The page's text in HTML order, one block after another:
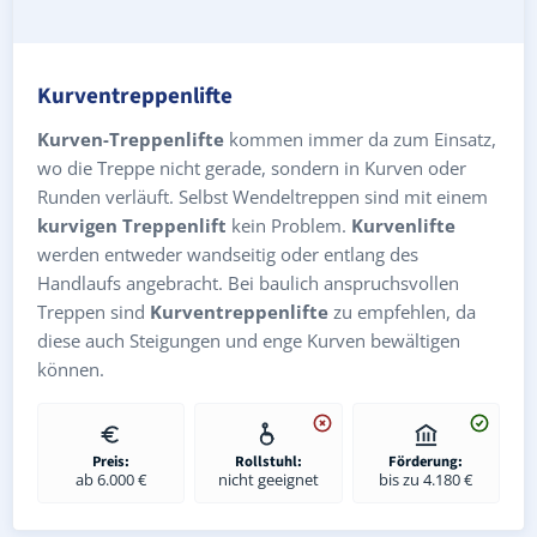
Kurventreppenlifte
Kurven-Treppenlifte kommen immer da zum Einsatz,
wo die Treppe nicht gerade, sondern in Kurven oder
Runden verläuft. Selbst Wendeltreppen sind mit einem
kurvigen Treppenlift kein Problem. Kurvenlifte
werden entweder wandseitig oder entlang des
Handlaufs angebracht. Bei baulich anspruchsvollen
Treppen sind Kurventreppenlifte zu empfehlen, da
diese auch Steigungen und enge Kurven bewältigen
können.
Preis:
ab 6.000 €
Rollstuhl:
nicht geeignet
Förderung:
bis zu 4.180 €